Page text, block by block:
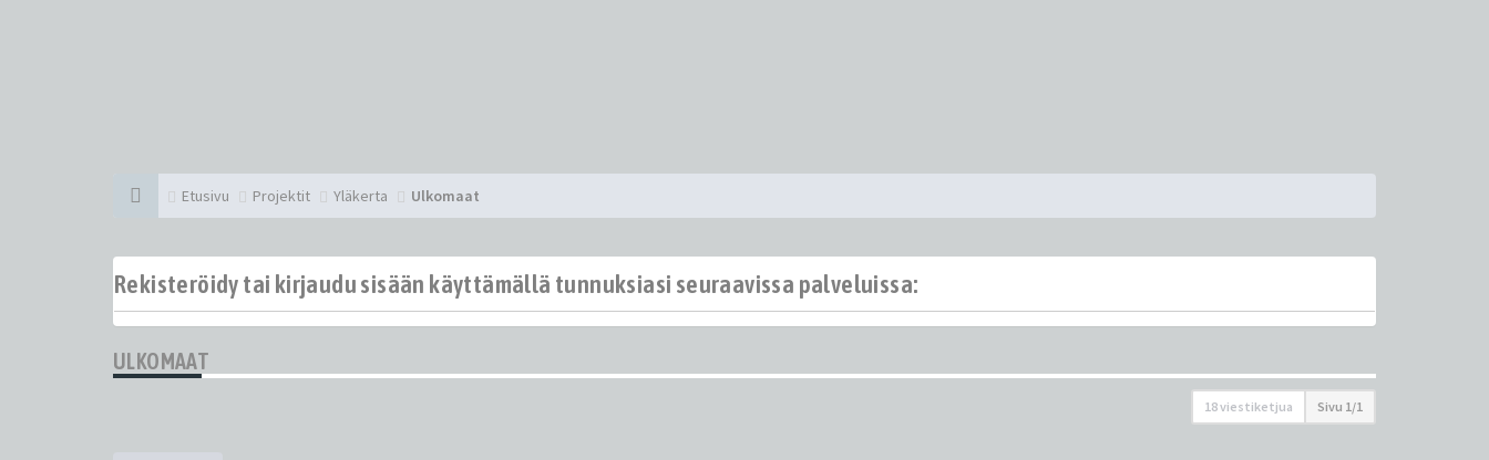
Etusivu Projektit Yläkerta Ulkomaat
Rekisteröidy tai kirjaudu sisään käyttämällä tunnuksiasi seuraavissa palveluissa:
ULKOMAAT
18 viestiketjua Sivu 1 /1